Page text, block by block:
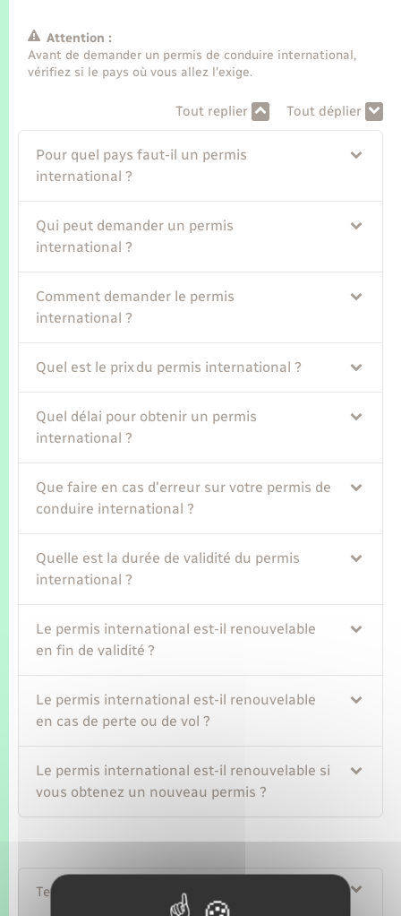
Attention :
Avant de demander un permis de conduire international,
vérifiez si le pays où vous allez l'exige.
Tout replier Tout déplier
Pour quel pays faut-il un permis
international ?
Qui peut demander un permis
international ?
Comment demander le permis
international ?
Quel est le prix du permis international ?
Quel délai pour obtenir un permis
international ?
Que faire en cas d'erreur sur votre permis de
conduire international ?
Quelle est la durée de validité du permis
international ?
Le permis international est-il renouvelable
en fin de validité ?
Le permis international est-il renouvelable
en cas de perte ou de vol ?
Le permis international est-il renouvelable si
vous obtenez un nouveau permis ?
Textes de référence